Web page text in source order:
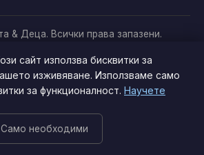
& Деца. Всички права запазени.
Този сайт е независим и
(affiliate) линкове. Когато купите
може да получим малка комисиона от
да оскъпява покупката за вас. Това
сайта безплатен.
печелим »
бисквитки за по-добро
Приемам
сайт използва бисквитки за
изживяване. Използваме само
за функционалност. Научете
Само необходими